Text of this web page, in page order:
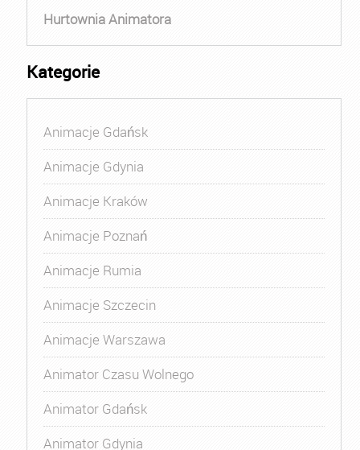
Hurtownia Animatora
Kategorie
Animacje Gdańsk
Animacje Gdynia
Animacje Kraków
Animacje Poznań
Animacje Rumia
Animacje Szczecin
Animacje Warszawa
Animator Czasu Wolnego
Animator Gdańsk
Animator Gdynia